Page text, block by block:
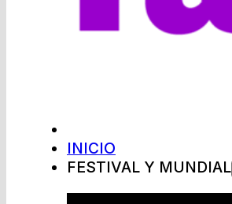
INICIO
FESTIVAL Y MUNDIAL